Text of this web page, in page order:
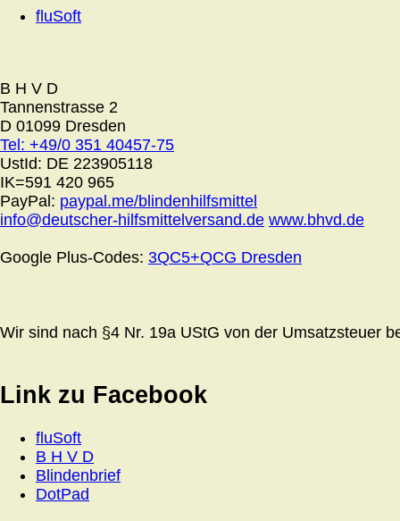
fluSoft
B H V D
Tannenstrasse 2
D 01099 Dresden
Tel: +49/0 351 40457-75
UstId: DE 223905118
IK=591 420 965
PayPal: paypal.me/blindenhilfsmittel
info@deutscher-hilfsmittelversand.de www.bhvd.de
Google Plus-Codes: 3QC5+QCG Dresden
Wir sind nach §4 Nr. 19a UStG von der Umsatzsteuer
Link zu Facebook
fluSoft
B H V D
Blindenbrief
DotPad